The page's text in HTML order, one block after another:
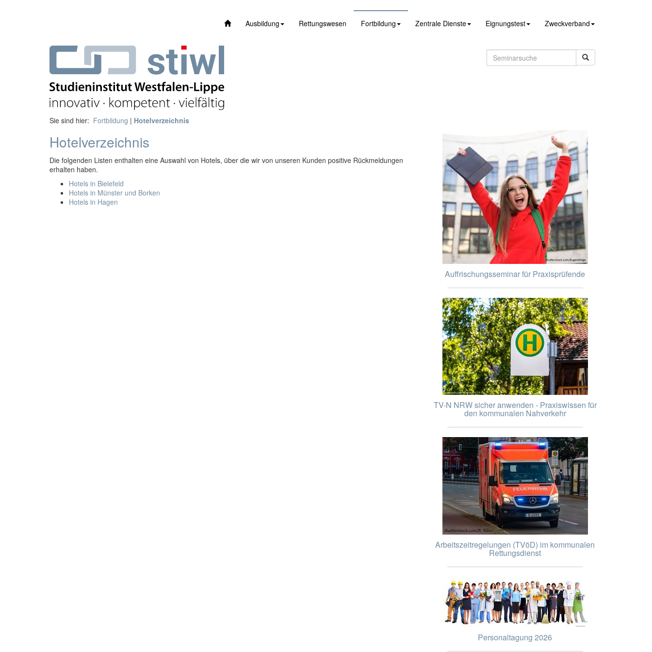
Ausbildung Rettungswesen Fortbildung Zentrale Dienste Eignungstest Zweckverband
Sie sind hier: Fortbildung | Hotelverzeichnis
Hotelverzeichnis
Die folgenden Listen enthalten eine Auswahl von Hotels, über die wir von unseren Kunden positive Rückmeldungen
erhalten haben.
Hotels in Bielefeld
Hotels in Münster und Borken
Hotels in Hagen
Auffrischungsseminar für Praxisprüfende
TV-N NRW sicher anwenden - Praxiswissen für
den kommunalen Nahverkehr
Arbeitszeitregelungen (TVöD) im kommunalen
Rettungsdienst
Personaltagung 2026